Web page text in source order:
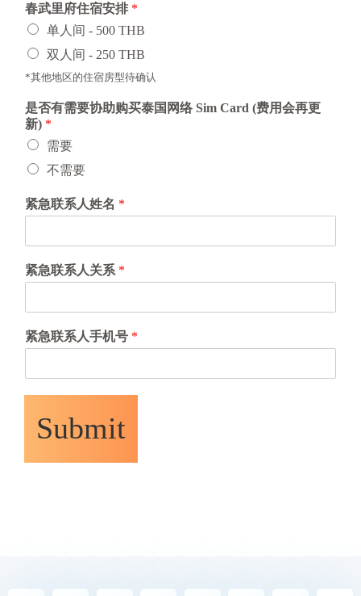
春武里府住宿安排 *
单人间 - 500 THB
双人间 - 250 THB
*其他地区的住宿房型待确认
是否有需要协助购买泰国网络 Sim Card (费用会再更
新) *
需要
不需要
紧急联系人姓名 *
紧急联系人关系 *
紧急联系人手机号 *
Submit